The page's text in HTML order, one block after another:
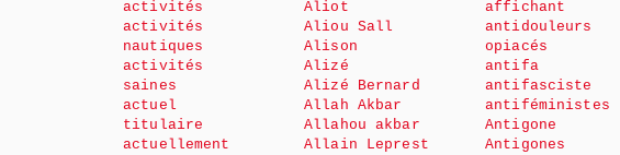
activités
activités
nautiques
activités
saines
actuel
titulaire
actuellement
Aliot
Aliou Sall
Alison
Alizé
Alizé Bernard
Allah Akbar
Allahou akbar
Allain Leprest
affichant
antidouleurs
opiacés
antifa
antifasciste
antiféministes
Antigone
Antigones